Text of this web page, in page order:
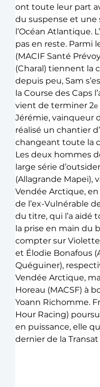
ont toute leur part
du suspense et une
l’Océan Atlantique.
pas en reste. Parmi
(MACIF Santé
(Charal) tiennent la
depuis peu, Sam
la Course des Caps
vient de terminer 2e
Jérémie, vainqueur
réalisé un chantier
changeant toute la
Les deux hommes
large série
(Allagrande Mapei),
Vendée Arctique, en
de l’ex-Vulnérable
du titre, qui l’a aidé
la prise en main du
compter sur
et Élodie Bonafous
Quéguiner),
Vendée Arctique,
Horeau (MACSF) à
Yoann Richomme.
Hour Racing)
en puissance, elle
dernier de la Transat